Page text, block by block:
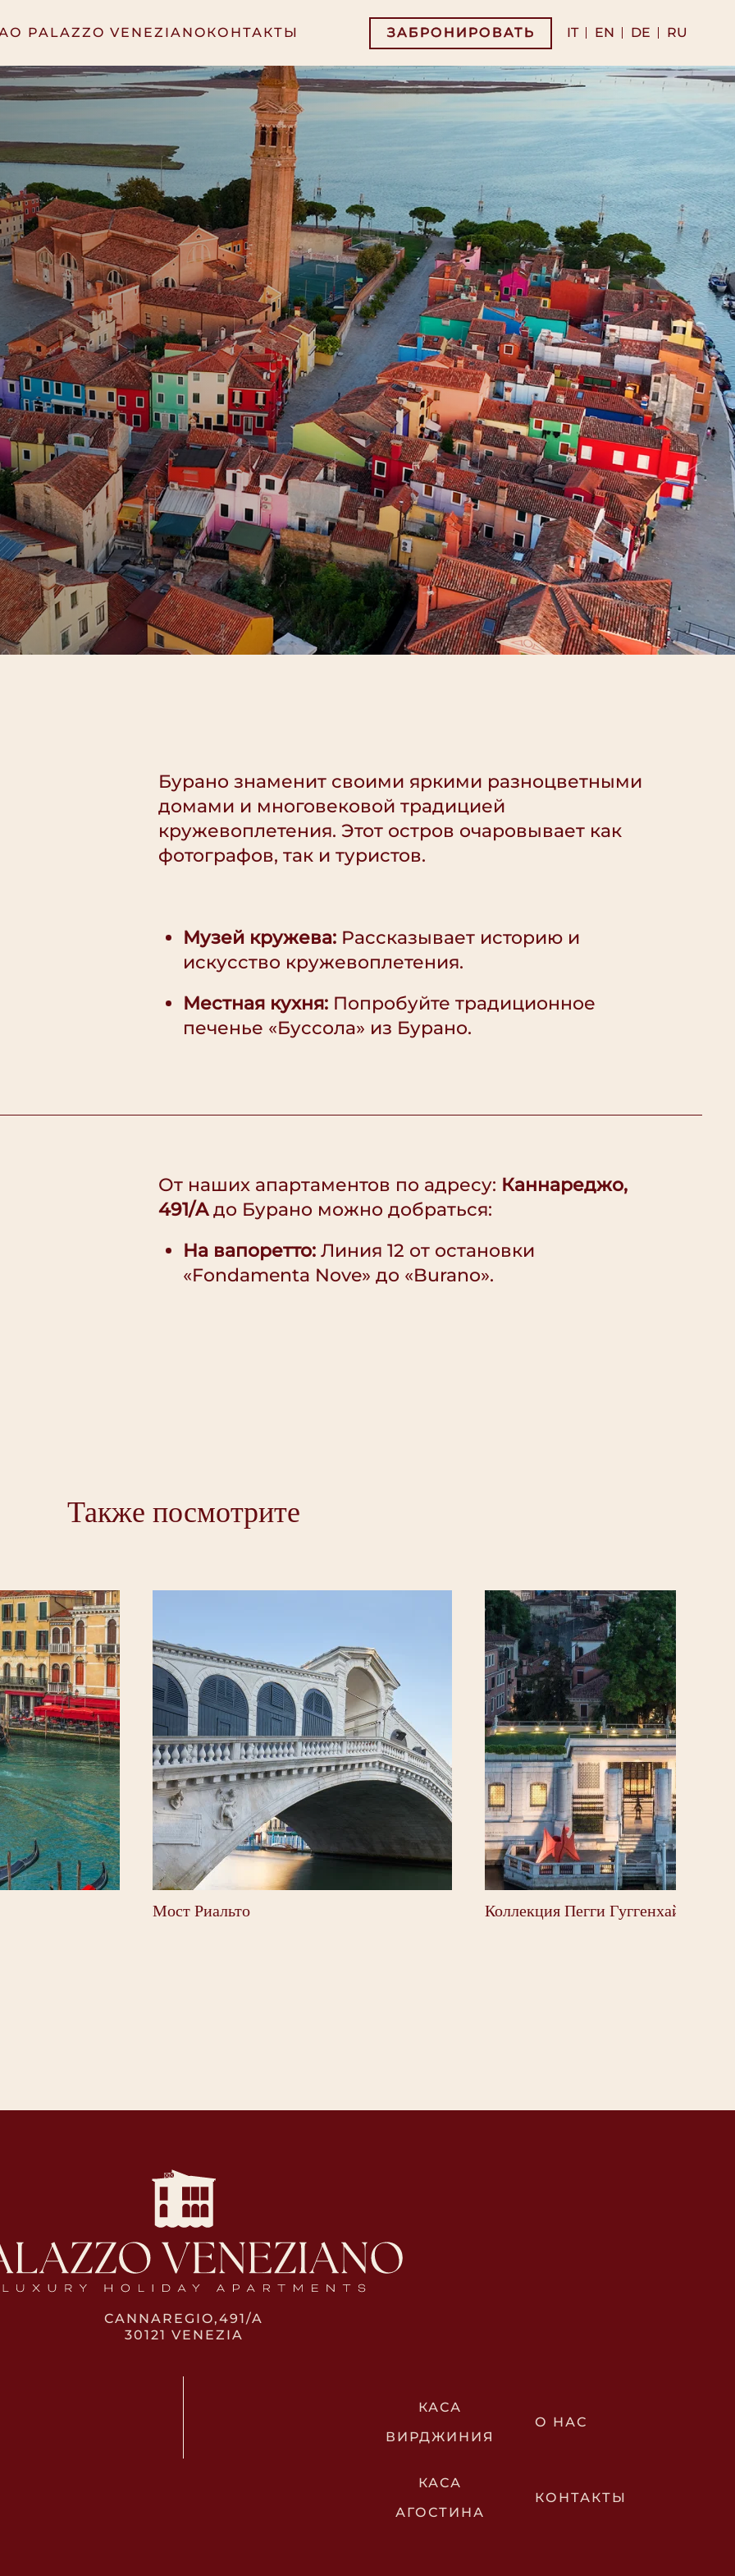
О PALAZZO VENEZIANOКОНТАКТЫ ЗАБРОНИРОВАТЬ IT EN DE RU
Бурано знаменит своими яркими разноцветными
домами и многовековой традицией
кружевоплетения. Этот остров очаровывает как
фотографов, так и туристов.
Музей кружева:Рассказывает историю и
искусство кружевоплетения.
Местная кухня:Попробуйте традиционное
печенье «Буссола» из Бурано.
От наших апартаментов по адресу: Каннареджо,
491/Aдо Бурано можно добраться:
На вапоретто:Линия 12 от остановки
«Fondamenta Nove» до «Burano».
Также посмотрите
Коллекция Пегги Гуггенхайм
CANNAREGIO,491/A
30121 VENEZIA
КАСА
ВИРДЖИНИЯ
О НАС
КАСА
АГОСТИНА
КОНТАКТЫ